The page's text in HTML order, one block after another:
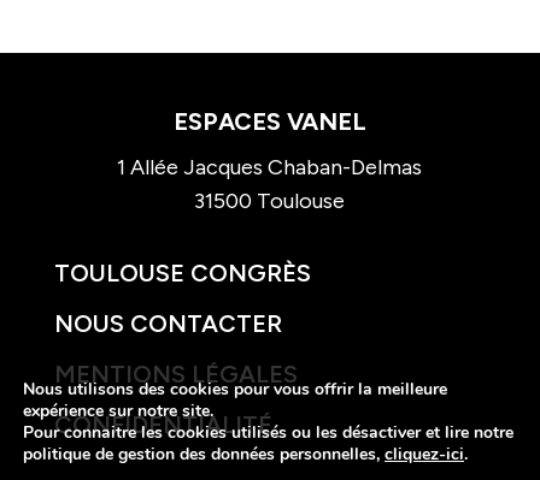
ESPACES VANEL
1 Allée Jacques Chaban-Delmas
31500 Toulouse
TOULOUSE CONGRÈS
NOUS CONTACTER
MENTIONS LÉGALES
CONFIDENTIALITÉ
Nous utilisons des cookies pour vous offrir la meilleure
expérience sur notre site.
Pour connaitre les cookies utilisés ou les désactiver et lire notre
politique de gestion des données personnelles, cliquez-ici.